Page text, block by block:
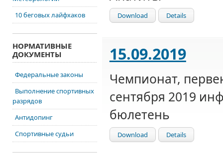
Download Details
15.09.2019
Чемпионат,
сентября 2019
бюлетень
Download Details
10 беговых лайфхаков
НОРМАТИВНЫЕ
ДОКУМЕНТЫ
Федеральные законы
Выполнение спортивных
разрядов
Антидопинг
Спортивные судьи